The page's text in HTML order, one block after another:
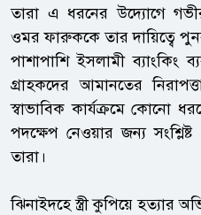
তারা এ ধরনের উদ্যোগে
ওমর ফারুককে তার দায়িত্বে
পাশাপাশি ইসলামী ব্যাংকিং
গ্রাহকদের আমানতের
স্বাভাবিক কার্যক্রমে কোনো
পদক্ষেপ নেওয়ার জন্য
তারা।
ঝিনাইদহে স্ত্রী কুপিয়ে হত্যার